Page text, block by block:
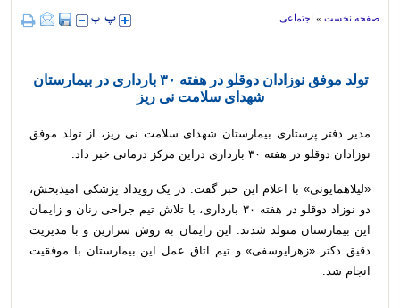
صفحه نخست » اجتماعی
تولد موفق نوزادان دوقلو در هفته ۳۰ بارداری در بیمارستان
شهدای سلامت نی ریز
مدیر دفتر پرستاری بیمارستان شهدای سلامت نی ریز، از تولد موفق
نوزادان دوقلو در هفته ۳۰ بارداری دراین مرکز درمانی خبر داد.
«لیلاهمایونی» با اعلام این خبر گفت: در یک رویداد پزشکی امیدبخش،
دو نوزاد دوقلو در هفته ۳۰ بارداری، با تلاش تیم جراحی زنان و زایمان
این بیمارستان متولد شدند. این زایمان به روش سزارین و با مدیریت
دقیق دکتر «زهرایوسفی» و تیم اتاق عمل این بیمارستان با موفقیت
انجام شد.